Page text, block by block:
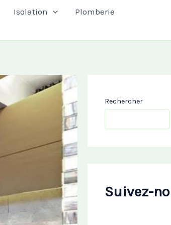
Isolation
Plomberie
Rechercher
Suivez-